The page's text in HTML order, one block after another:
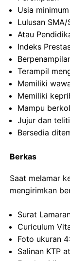
Usia
Lulusan
Atau
Indeks
Terampil
Memiliki
Memiliki
Mampu
Jujur dan teliti
Bersedia
Berkas
Saat melamar
mengirimkan
Surat
Curiculum
Foto ukuran
Salinan KTP